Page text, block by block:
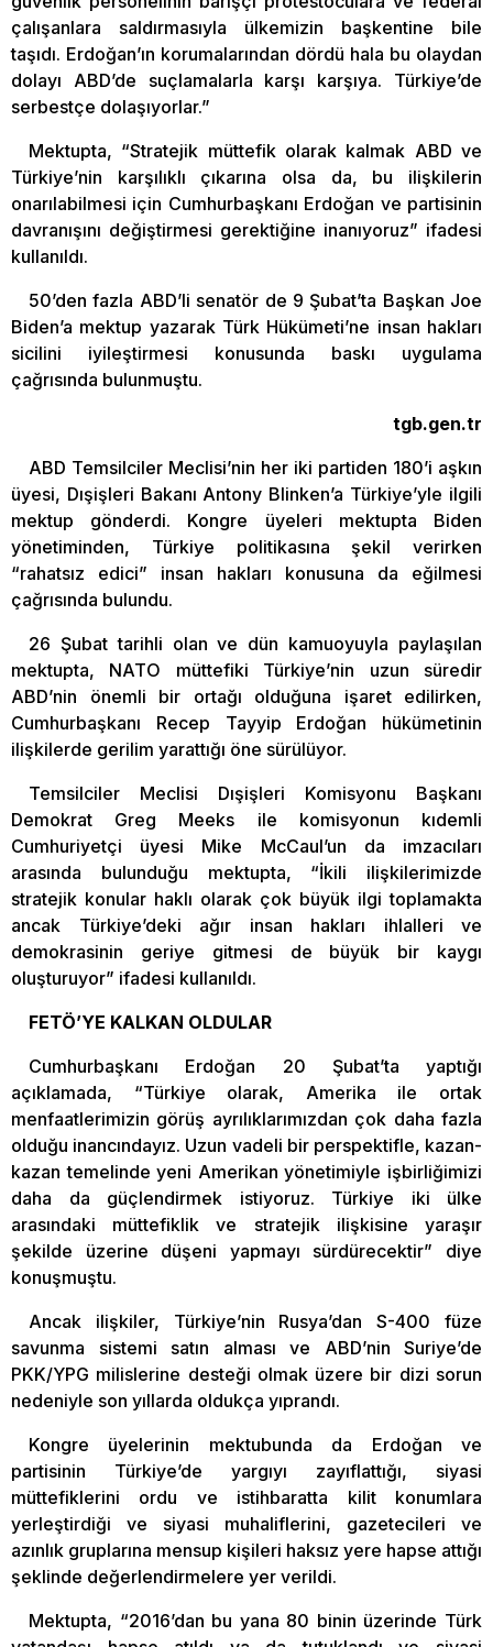
çalışanlara saldırmasıyla ülkemizin başkentine bile
taşıdı. Erdoğan’ın korumalarından dördü hala bu olaydan
dolayı ABD’de suçlamalarla karşı karşıya. Türkiye’de
serbestçe dolaşıyorlar.”
Mektupta, “Stratejik müttefik olarak kalmak ABD ve
Türkiye’nin karşılıklı çıkarına olsa da, bu ilişkilerin
onarılabilmesi için Cumhurbaşkanı Erdoğan ve partisinin
davranışını değiştirmesi gerektiğine inanıyoruz” ifadesi
kullanıldı.
50’den fazla ABD’li senatör de 9 Şubat’ta Başkan Joe
Biden’a mektup yazarak Türk Hükümeti’ne insan hakları
sicilini iyileştirmesi konusunda baskı uygulama
çağrısında bulunmuştu.
tgb.gen.tr
ABD Temsilciler Meclisi’nin her iki partiden 180’i aşkın
üyesi, Dışişleri Bakanı Antony Blinken’a Türkiye’yle ilgili
mektup gönderdi. Kongre üyeleri mektupta Biden
yönetiminden, Türkiye politikasına şekil verirken
“rahatsız edici” insan hakları konusuna da eğilmesi
çağrısında bulundu.
26 Şubat tarihli olan ve dün kamuoyuyla paylaşılan
mektupta, NATO müttefiki Türkiye’nin uzun süredir
ABD’nin önemli bir ortağı olduğuna işaret edilirken,
Cumhurbaşkanı Recep Tayyip Erdoğan hükümetinin
ilişkilerde gerilim yarattığı öne sürülüyor.
Temsilciler Meclisi Dışişleri Komisyonu Başkanı
Demokrat Greg Meeks ile komisyonun kıdemli
Cumhuriyetçi üyesi Mike McCaul’un da imzacıları
arasında bulunduğu mektupta, “İkili ilişkilerimizde
stratejik konular haklı olarak çok büyük ilgi toplamakta
ancak Türkiye’deki ağır insan hakları ihlalleri ve
demokrasinin geriye gitmesi de büyük bir kaygı
oluşturuyor” ifadesi kullanıldı.
FETÖ’YE KALKAN OLDULAR
Cumhurbaşkanı Erdoğan 20 Şubat’ta yaptığı
açıklamada, “Türkiye olarak, Amerika ile ortak
menfaatlerimizin görüş ayrılıklarımızdan çok daha fazla
olduğu inancındayız. Uzun vadeli bir perspektifle, kazan-
kazan temelinde yeni Amerikan yönetimiyle işbirliğimizi
daha da güçlendirmek istiyoruz. Türkiye iki ülke
arasındaki müttefiklik ve stratejik ilişkisine yaraşır
şekilde üzerine düşeni yapmayı sürdürecektir” diye
konuşmuştu.
Ancak ilişkiler, Türkiye’nin Rusya’dan S-400 füze
savunma sistemi satın alması ve ABD’nin Suriye’de
PKK/YPG milislerine desteği olmak üzere bir dizi sorun
nedeniyle son yıllarda oldukça yıprandı.
Kongre üyelerinin mektubunda da Erdoğan ve
partisinin Türkiye’de yargıyı zayıflattığı, siyasi
müttefiklerini ordu ve istihbaratta kilit konumlara
yerleştirdiği ve siyasi muhaliflerini, gazetecileri ve
azınlık gruplarına mensup kişileri haksız yere hapse attığı
şeklinde değerlendirmelere yer verildi.
Mektupta, “2016’dan bu yana 80 binin üzerinde Türk